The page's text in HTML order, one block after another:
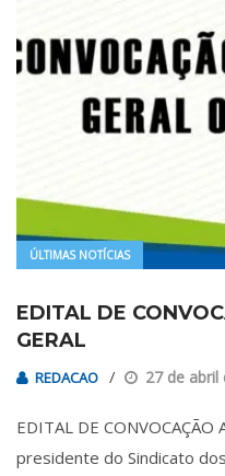
ÚLTIMAS NOTÍCIAS
EDITAL DE
GERAL
REDACAO 27 de abril
EDITAL DE CONVOCAÇÃO
presidente do Sindicato